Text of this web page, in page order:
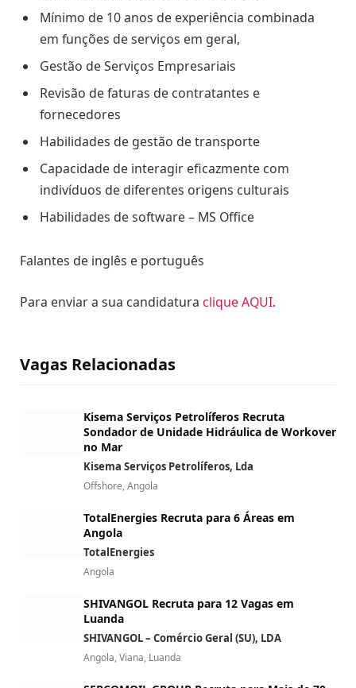
Mínimo de 10 anos de experiência combinada
em funções de serviços em geral,
Gestão de Serviços Empresariais
Revisão de faturas de contratantes e
fornecedores
Habilidades de gestão de transporte
Capacidade de interagir eficazmente com
indivíduos de diferentes origens culturais
Habilidades de software – MS Office
Falantes de inglês e português
Para enviar a sua candidatura clique AQUI.
Vagas Relacionadas
Kisema Serviços Petrolíferos Recruta
Sondador de Unidade Hidráulica de Workover
no Mar
Kisema Serviços Petrolíferos, Lda
Offshore, Angola
TotalEnergies Recruta para 6 Áreas em
Angola
TotalEnergies
Angola
SHIVANGOL Recruta para 12 Vagas em
Luanda
SHIVANGOL – Comércio Geral (SU), LDA
Angola, Viana, Luanda